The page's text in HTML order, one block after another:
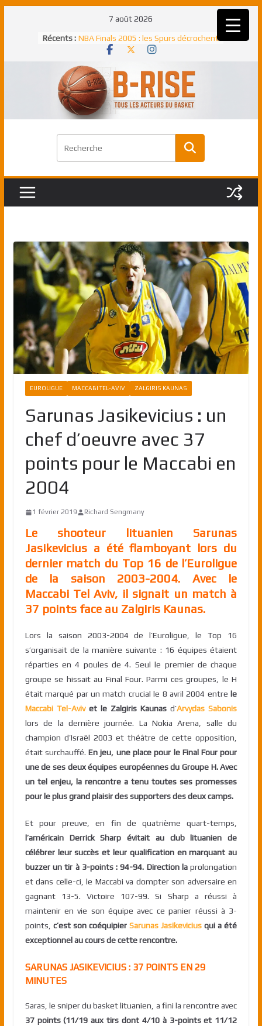
7 août 2026
Récents : NBA Finals 2005 : les Spurs décrochent
un troisième titre NBA, la rude bataille
NBA Finals 2021 : les Bucks et Giannis
Antetokounmpo triomphent, le Greek
Freek élu MVP
Shai Gilgeous-Alexander : son premier
match à plus de 40 points en NBA, le
Pau Gasol dans l’histoire en 2002 :
premier européen sacré Rookie de
Rudy Gobert, deuxième Français élu
EUROLIGUE MACCABI TEL-AVIV ZALGIRIS KAUNAS
Sarunas Jasikevicius : un
chef d’oeuvre avec 37
points pour le Maccabi en
2004
1 février 2019 Richard Sengmany
Le shooteur lituanien Sarunas
Jasikevicius a été flamboyant lors du
dernier match du Top 16 de l’Euroligue
de la saison 2003-2004. Avec le
Maccabi Tel Aviv, il signait un match à
37 points face au Zalgiris Kaunas.
Lors la saison 2003-2004 de l’Euroligue, le Top 16
s’organisait de la manière suivante : 16 équipes étaient
réparties en 4 poules de 4. Seul le premier de chaque
groupe se hissait au Final Four. Parmi ces groupes, le H
était marqué par un match crucial le 8 avril 2004 entre le
Maccabi Tel-Avivet le Zalgiris Kaunas d’Arvydas Sabonis
lors de la dernière journée. La Nokia Arena, salle du
champion d’Israël 2003 et théâtre de cette opposition,
était surchauffé.En jeu, une place pour le Final Four pour
une de ses deux équipes européennes du Groupe H. Avec
un tel enjeu, la rencontre a tenu toutes ses promesses
pour le plus grand plaisir des supporters des deux camps.
Et pour preuve, en fin de quatrième quart-temps,
l’américain Derrick Sharp évitait au club lituanien de
célébrer leur succès et leur qualification en marquant au
buzzer un tir à 3-points : 94-94. Direction laprolongation
et dans celle-ci, le Maccabi va dompter son adversaire en
gagnant 13-5. Victoire 107-99. Si Sharp a réussi à
maintenir en vie son équipe avec ce panier réussi à 3-
points, c’est son coéquipierSarunas Jasikevicius qui a été
exceptionnel au cours de cette rencontre.
SARUNAS JASIKEVICIUS : 37 POINTS EN 29
MINUTES
Saras, le sniper du basket lituanien, a fini la rencontre avec
37 points (11/19 aux tirs dont 4/10 à 3-points et 11/12